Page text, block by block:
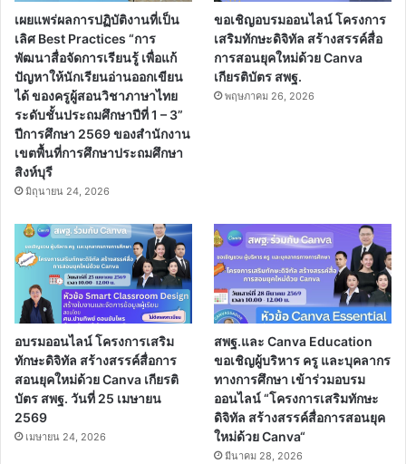
เผยแพร่ผลการปฏิบัติงานที่เป็น
เลิศ Best Practices “การ
พัฒนาสื่อจัดการเรียนรู้ เพื่อแก้
ปัญหาให้นักเรียนอ่านออกเขียน
ได้ ของครูผู้สอนวิชาภาษาไทย
ระดับชั้นประถมศึกษาปีที่ 1 – 3”
ปีการศึกษา 2569 ของสำนักงาน
เขตพื้นที่การศึกษาประถมศึกษา
สิงห์บุรี
มิถุนายน 24, 2026
ขอเชิญอบรมออนไลน์ โครงการ
เสริมทักษะดิจิทัล สร้างสรรค์สื่อ
การสอนยุคใหม่ด้วย Canva
เกียรติบัตร สพฐ.
พฤษภาคม 26, 2026
อบรมออนไลน์ โครงการเสริม
ทักษะดิจิทัล สร้างสรรค์สื่อการ
สอนยุคใหม่ด้วย Canva เกียรติ
บัตร สพฐ. วันที่ 25 เมษายน
2569
เมษายน 24, 2026
สพฐ.และ Canva Education
ขอเชิญผู้บริหาร ครู และบุคลากร
ทางการศึกษา เข้าร่วมอบรม
ออนไลน์ “โครงการเสริมทักษะ
ดิจิทัล สร้างสรรค์สื่อการสอนยุค
ใหม่ด้วย Canva“
มีนาคม 28, 2026